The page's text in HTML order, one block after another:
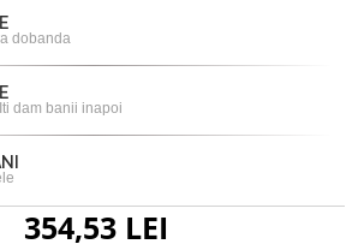
dobanda
dam banii inapoi
354,53 LEI